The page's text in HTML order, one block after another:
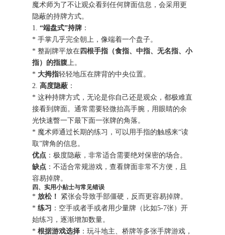
魔术师为了不让观众看到任何牌面信息，会采用更
隐蔽的持牌方式。
1.“端盘式”持牌 ：
* 手掌几乎完全朝上，像端着一个盘子。
* 整副牌平放在 四根手指（食指、中指、无名指、小
指）的指腹上。
* 大拇指轻轻地压在牌背的中央位置。
2.高度隐蔽 ：
* 这种持牌方式，无论是你自己还是观众，都极难直
接看到牌面。通常需要轻微抬高手腕，用眼睛的余
光快速瞥一下最下面一张牌的角落。
* 魔术师通过长期的练习，可以用手指的触感来“读
取”牌角的信息。
优点 ：极度隐蔽，非常适合需要绝对保密的场合。
缺点 ：不适合常规游戏，查看牌面非常不方便，且
容易掉牌。
四、实用小贴士与常见错误
*放松！
紧张会导致手部僵硬，反而更容易掉牌。
*练习 ：空手或者手或者用少量牌（比如5-7张）开
始练习，逐渐增加数量。
*根据游戏选择 ：玩斗地主、桥牌等多张手牌游戏，